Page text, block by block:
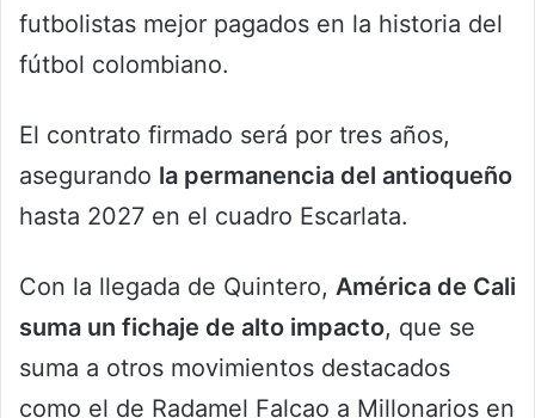
futbolistas mejor pagados en la historia del
fútbol colombiano.
El contrato firmado será por tres años,
asegurando la permanencia del antioqueño
hasta 2027 en el cuadro Escarlata.
Con la llegada de Quintero, América de Cali
suma un fichaje de alto impacto, que se
suma a otros movimientos destacados
como el de Radamel Falcao a Millonarios en